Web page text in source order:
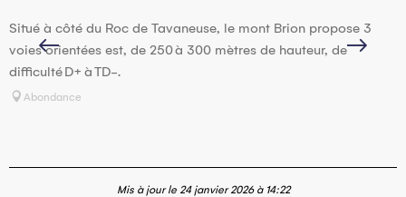
Situé à côté du Roc de Tavaneuse, le mont Brion propose 3
voies orientées est, de 250 à 300 mètres de hauteur, de
difficulté D+ à TD-.
Abondance
Mis à jour le 24 janvier 2026 à 14:22